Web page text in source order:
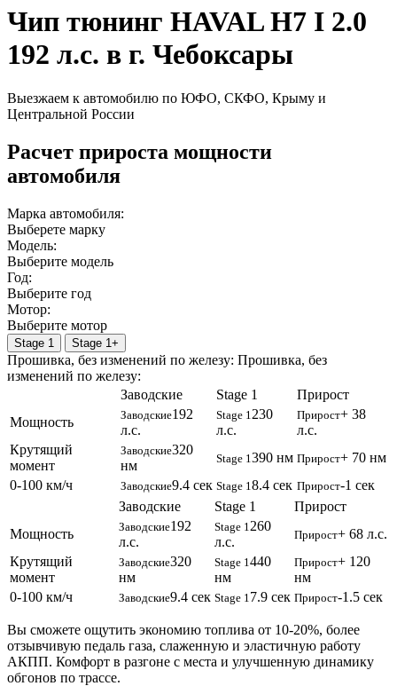
Чип тюнинг HAVAL H7 I 2.0
192 л.с. в г. Чебоксары
Выезжаем к автомобилю по ЮФО, СКФО, Крыму и
Центральной России
Расчет прироста мощности
автомобиля
Марка автомобиля:
Выберете марку
Модель:
Выберите модель
Год:
Выберите год
Мотор:
Выберите мотор
Stage 1 Stage 1+
Прошивка, без изменений по железу: Прошивка, без
изменений по железу:
Заводские
Stage 1
Прирост
Мощность
Заводские192
л.с.
Stage 1 230
л.с.
Прирост+ 38
л.с.
Крутящий
момент
Заводские320
нм
Stage 1 390 нм Прирост+ 70 нм
0-100 км/ч
Заводские9.4 сек Stage 1 8.4 сек Прирост-1 сек
Заводские
Stage 1
Прирост
Мощность
Заводские192
л.с.
Stage 1 260
л.с.
Прирост+ 68 л.с.
Крутящий
момент
Заводские320
нм
Stage 1 440
нм
Прирост+ 120
нм
0-100 км/ч
Заводские9.4 сек Stage 1 7.9 сек Прирост-1.5 сек
Вы сможете ощутить экономию топлива от 10-20%, более
отзывчивую педаль газа, слаженную и эластичную работу
АКПП. Комфорт в разгоне с места и улучшенную динамику
обгонов по трассе.